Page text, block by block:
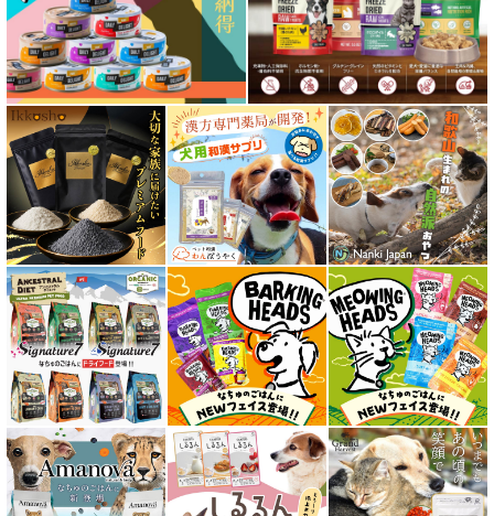
フリーズドライ ドッグフード
エアドライ ドッグフード
愛猫用ウェット300円以下コーナー
全年齢対応 フード for CAT
キトン用 フード for CAT
成猫用 フード for CAT
シニア猫用 フード for CAT